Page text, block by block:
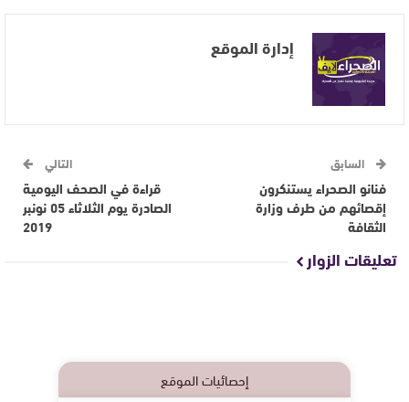
إدارة الموقع
السابق
فنانو الصحراء يستنكرون
إقصائهم من طرف وزارة
الثقافة
التالي
قراءة في الصحف اليومية
الصادرة يوم الثلاثاء 05 نونبر
2019
تعليقات الزوار
إحصائيات الموقع